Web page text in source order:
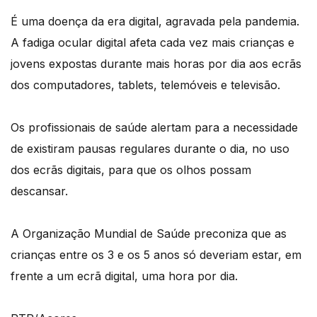
É uma doença da era digital, agravada pela pandemia.
A fadiga ocular digital afeta cada vez mais crianças e
jovens expostas durante mais horas por dia aos ecrãs
dos computadores, tablets, telemóveis e televisão.
Os profissionais de saúde alertam para a necessidade
de existiram pausas regulares durante o dia, no uso
dos ecrãs digitais, para que os olhos possam
descansar.
A Organização Mundial de Saúde preconiza que as
crianças entre os 3 e os 5 anos só deveriam estar, em
frente a um ecrã digital, uma hora por dia.